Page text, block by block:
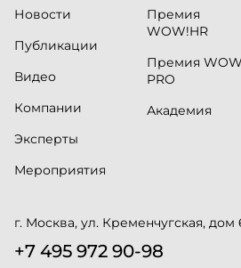
Новости
Публикации
Видео
Компании
Эксперты
Мероприятия
Премия
WOW!HR
Премия WOW
PRO
Академия
г. Москва, ул. Кременчугская, дом
+7 495 972 90-98